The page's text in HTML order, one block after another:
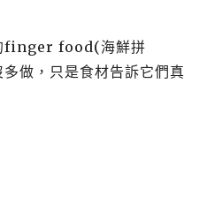
finger food(海鮮拼
多做，只是食材告訴它們真